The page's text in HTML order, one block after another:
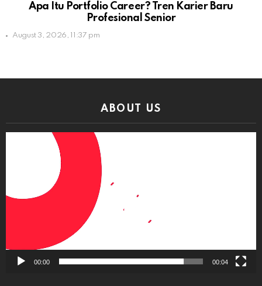
Apa Itu Portfolio Career? Tren Karier Baru
Profesional Senior
August 3, 2026, 11:37 pm
ABOUT US
00:00 00:04